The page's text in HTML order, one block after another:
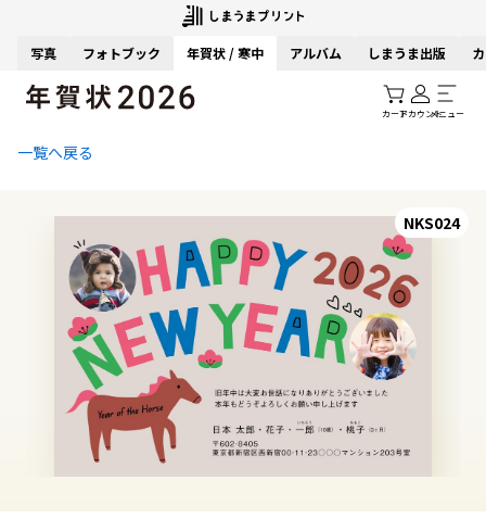
写真 フォトブック 年賀状 / 寒中 アルバム しまうま出版
カートアカウントメニュー
一覧へ戻る
NKS024